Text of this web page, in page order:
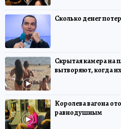
Сколько денег
Скрытая камера на
вытворяют, когда
Королева вагона
равнодушным